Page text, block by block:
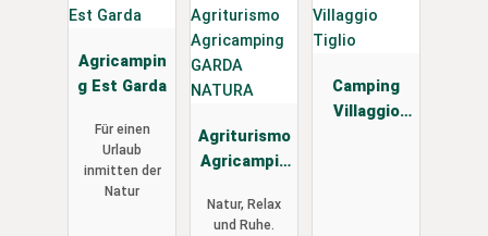
Agricampin
g Est Garda
Für einen
Urlaub
inmitten der
Natur
Agriturismo
Agricampin
NATURA
Natur, Relax
und Ruhe.
Camping
Villaggio